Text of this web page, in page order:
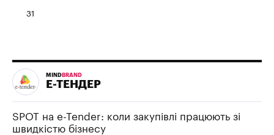
31
MIND BRAND
Е-ТЕНДЕР
SPOT на e-Tender: коли закупівлі працюють зі
швидкістю бізнесу